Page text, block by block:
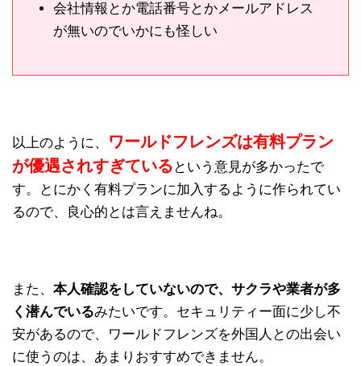
会社情報とか電話番号とかメールアドレス
が無いのでいかにも怪しい
以上のように、
ワールドフレンズは有料プラン
が優遇されすぎている という意見が多かったで
す。とにかく有料プランに加入するように作られてい
るので、良心的とは言えませんね。
また、 本人確認をしていないので、サクラや業者が多
く潜んでいるみたいです。セキュリティー面に少し不
安があるので、ワールドフレンズを外国人との出会い
に使うのは、あまりおすすめできません。